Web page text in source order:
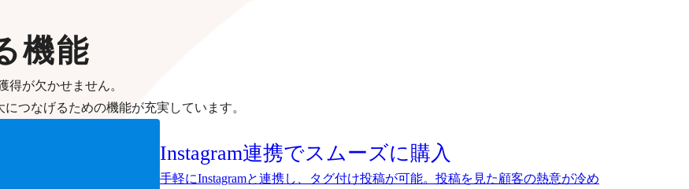
機能
得が欠かせません。
つなげるための機能が充実しています。
Instagram連携でスムーズに購入
手軽にInstagramと連携し、タグ付け投稿が可能。投稿を見た顧客の熱意が冷め